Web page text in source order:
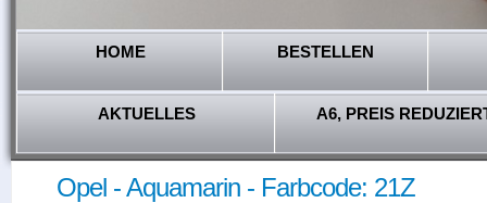
HOME BESTELLEN
AKTUELLES A6, PREIS
Opel - Aquamarin - Farbcode: 21Z